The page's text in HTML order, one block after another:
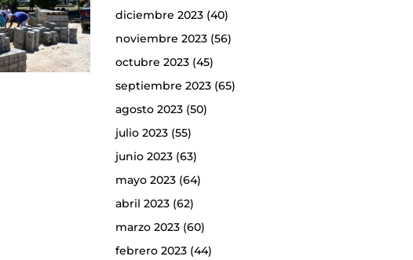
diciembre 2023(40)
noviembre 2023(56)
octubre 2023(45)
septiembre 2023(65)
agosto 2023(50)
julio 2023(55)
junio 2023(63)
mayo 2023(64)
abril 2023(62)
marzo 2023(60)
febrero 2023(44)